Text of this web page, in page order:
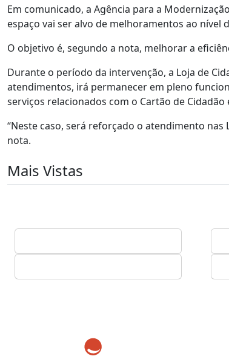
Em comunicado, a Agência para a
espaço vai ser alvo de melhoramentos ao
O objetivo é, segundo a nota, melhorar a
Durante o período da intervenção, a Loja de
atendimentos, irá permanecer em pleno
serviços relacionados com o Cartão de
“Neste caso, será reforçado o atendimento nas
nota.
Mais Vistas